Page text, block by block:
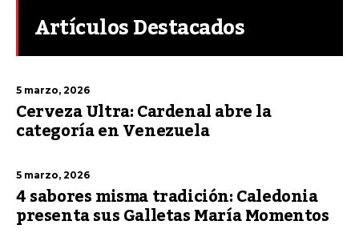
Artículos Destacados
5 marzo, 2026
Cerveza Ultra: Cardenal abre la
categoría en Venezuela
5 marzo, 2026
4 sabores misma tradición: Caledonia
presenta sus Galletas María Momentos